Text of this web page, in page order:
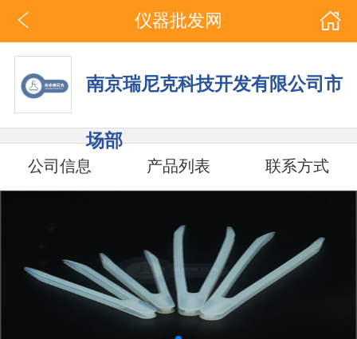
仪器批发网
南京瑞尼克科技开发有限公司市
场部
公司信息 产品列表 联系方式